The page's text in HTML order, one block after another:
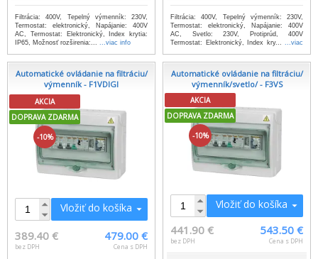
Filtrácia: 400V, Tepelný výmenník: 230V,
Termostat: elektronický, Napájanie: 400V
AC, Termostat: Elektronický, Index krytia:
IP65, Možnosť rozširenia:...
...viac info
Filtrácia: 400V, Tepelný výmenník: 230V,
Termostat: elektronický, Napájanie: 400V
AC, Svetlo: 230V, Protiprúd, 400V
Termostat: Elektronický, Index kry...
...viac
Automatické ovládanie na filtráciu/
výmenník - F1VDIGI
AKCIA
DOPRAVA ZDARMA
-10%
Vložiť do košíka
389.40 €
bez DPH
479.00 €
Cena s DPH
Automatické ovládanie na filtráciu/
výmenník/svetlo/ - F3VS
AKCIA
DOPRAVA ZDARMA
-10%
Vložiť do košíka
441.90 €
bez DPH
543.50 €
Cena s DPH